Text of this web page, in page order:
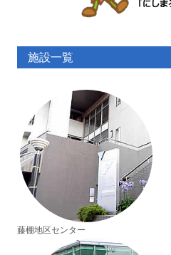
施設一覧
藤棚地区センター